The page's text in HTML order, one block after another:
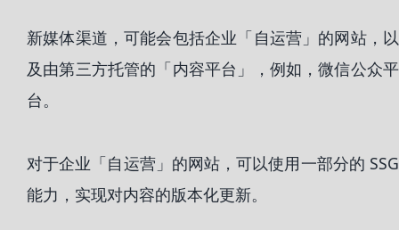
新媒体渠道，可能会包括企业「自运营」的网站，以
及由第三方托管的「内容平台」，例如，微信公众平
台。
对于企业「自运营」的网站，可以使用一部分的 SSG
能力，实现对内容的版本化更新。